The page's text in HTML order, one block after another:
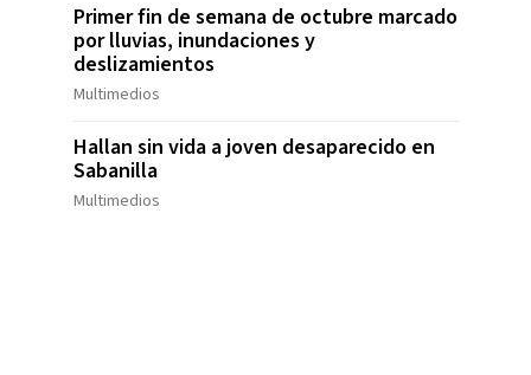
Primer fin de semana de octubre marcado
por lluvias, inundaciones y
deslizamientos
Multimedios
Hallan sin vida a joven desaparecido en
Sabanilla
Multimedios